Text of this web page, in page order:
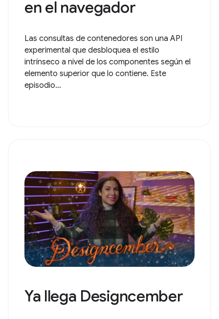
en el navegador
Las consultas de contenedores son una API
experimental que desbloquea el estilo
intrínseco a nivel de los componentes según el
elemento superior que lo contiene. Este
episodio...
Ya llega Designcember